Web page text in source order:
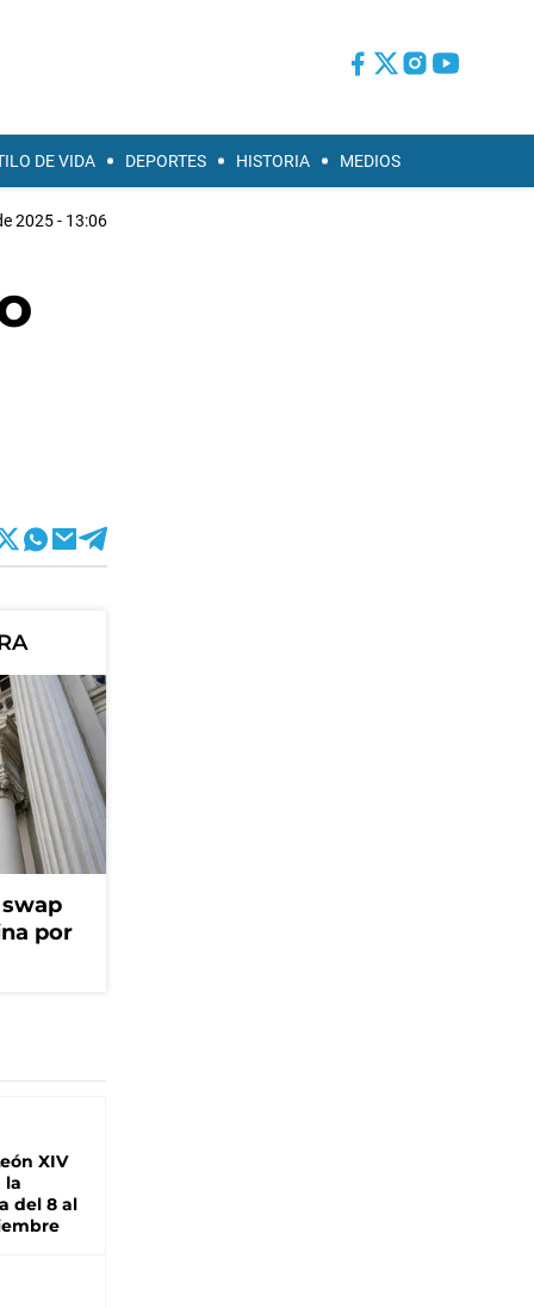
DE VIDA DEPORTES HISTORIA MEDIOS
2025 - 13:06
por
XIV
la
del 8 al